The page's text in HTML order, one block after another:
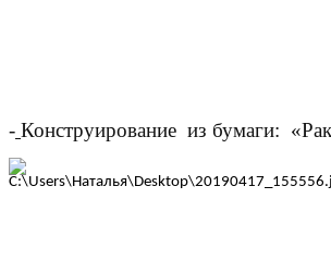
- Конструирование из бумаги: